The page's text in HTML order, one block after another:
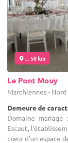
... 50 km
Le Pont Mouy
Marchiennes -
Demeure de
Domaine
Escaut,
cœur d'un espace